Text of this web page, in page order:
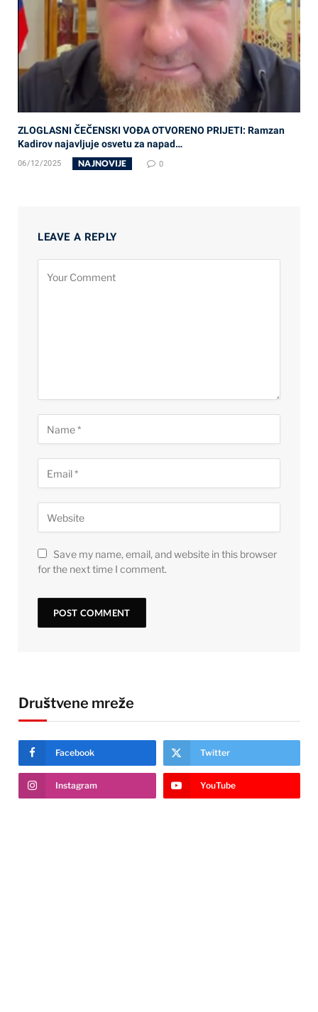
ZLOGLASNI ČEČENSKI VOĐA OTVORENO PRIJETI: Ramzan
Kadirov najavljuje osvetu za napad…
06/12/2025 NAJNOVIJE 0
LEAVE A REPLY
Save my name, email, and website in this browser
for the next time I comment.
Društvene mreže
Facebook Twitter
Instagram YouTube